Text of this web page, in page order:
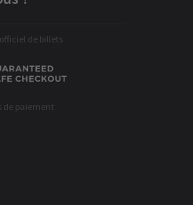
de billets
de paiement